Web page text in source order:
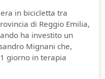
in bicicletta tra
di Reggio Emilia,
ha investito un
Mignani che,
giorno in terapia